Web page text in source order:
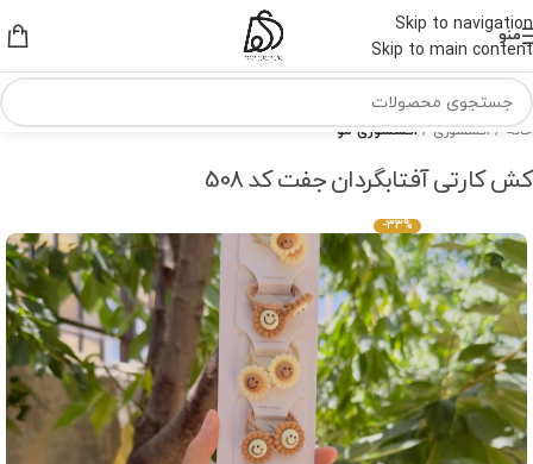
Skip to navigation
Skip to main content
منو
خانه اکسسوری اکسسوری مو
کش کارتی آفتابگردان جفت کد 508
-33%